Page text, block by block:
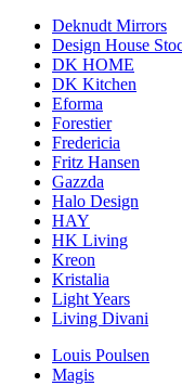
Deknudt Mirrors
Design House
DK HOME
DK Kitchen
Eforma
Forestier
Fredericia
Fritz Hansen
Gazzda
Halo Design
HAY
HK Living
Kreon
Kristalia
Light Years
Living Divani
Louis Poulsen
Magis